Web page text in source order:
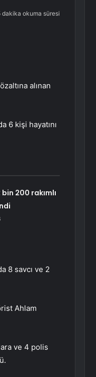
dakika okuma süresi
alınan
6 kişi hayatını
bin 200 rakımlı
8 savcı ve 2
Ahlam
ve 4 polis